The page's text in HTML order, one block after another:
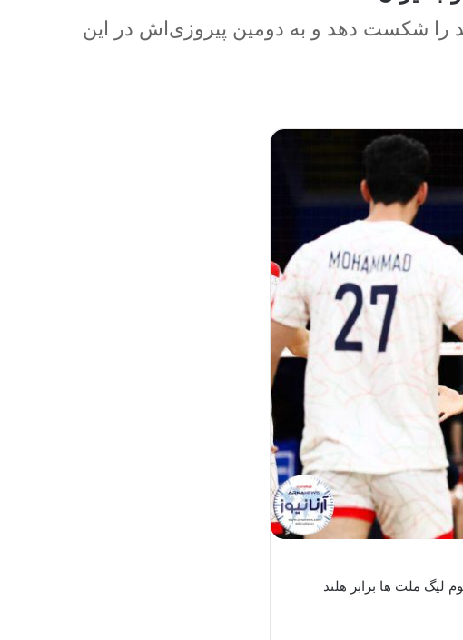
را شکست دهد و به دومین پیروزی‌اش در این
لیگ ملت‌ ها برابر هلند